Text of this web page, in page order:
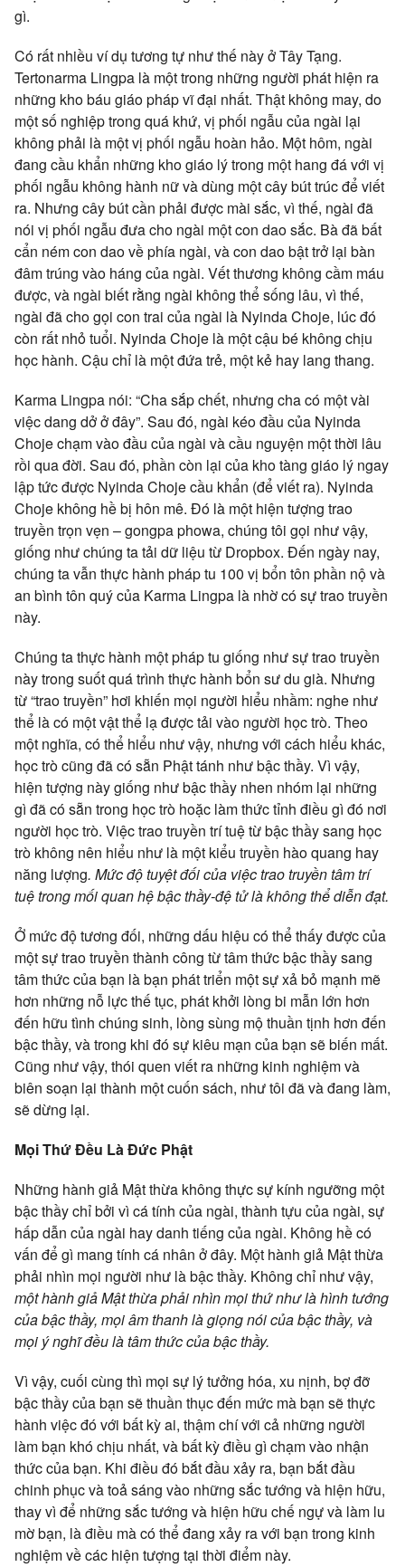
gì.
Có rất nhiều ví dụ tương tự như thế này ở Tây Tạng.
Tertonarma Lingpa là một trong những người phát hiện ra
những kho báu giáo pháp vĩ đại nhất. Thật không may, do
một số nghiệp trong quá khứ, vị phối ngẫu của ngài lại
không phải là một vị phối ngẫu hoàn hảo. Một hôm, ngài
đang cầu khẩn những kho giáo lý trong một hang đá với vị
phối ngẫu không hành nữ và dùng một cây bút trúc để viết
ra. Nhưng cây bút cần phải được mài sắc, vì thế, ngài đã
nói vị phối ngẫu đưa cho ngài một con dao sắc. Bà đã bất
cẩn ném con dao về phía ngài, và con dao bật trở lại bàn
đâm trúng vào háng của ngài. Vết thương không cầm máu
được, và ngài biết rằng ngài không thể sống lâu, vì thế,
ngài đã cho gọi con trai của ngài là Nyinda Choje, lúc đó
còn rất nhỏ tuổi. Nyinda Choje là một cậu bé không chịu
học hành. Cậu chỉ là một đứa trẻ, một kẻ hay lang thang.
Karma Lingpa nói: “Cha sắp chết, nhưng cha có một vài
việc dang dở ở đây”. Sau đó, ngài kéo đầu của Nyinda
Choje chạm vào đầu của ngài và cầu nguyện một thời lâu
rồi qua đời. Sau đó, phần còn lại của kho tàng giáo lý ngay
lập tức được Nyinda Choje cầu khẩn (để viết ra). Nyinda
Choje không hề bị hôn mê. Đó là một hiện tượng trao
truyền trọn vẹn – gongpa phowa, chúng tôi gọi như vậy,
giống như chúng ta tải dữ liệu từ Dropbox. Đến ngày nay,
chúng ta vẫn thực hành pháp tu 100 vị bổn tôn phần nộ và
an bình tôn quý của Karma Lingpa là nhờ có sự trao truyền
này.
Chúng ta thực hành một pháp tu giống như sự trao truyền
này trong suốt quá trình thực hành bổn sư du già. Nhưng
từ “trao truyền” hơi khiến mọi người hiểu nhầm: nghe như
thể là có một vật thể lạ được tải vào người học trò. Theo
một nghĩa, có thể hiểu như vậy, nhưng với cách hiểu khác,
học trò cũng đã có sẵn Phật tánh như bậc thầy. Vì vậy,
hiện tượng này giống như bậc thầy nhen nhóm lại những
gì đã có sẵn trong học trò hoặc làm thức tỉnh điều gì đó nơi
người học trò. Việc trao truyền trí tuệ từ bậc thầy sang học
trò không nên hiểu như là một kiểu truyền hào quang hay
năng lượng. Mức độ tuyệt đối của việc trao truyền tâm trí
tuệ trong mối quan hệ bậc thầy-đệ tử là không thể diễn đạt.
Ở mức độ tương đối, những dấu hiệu có thể thấy được của
một sự trao truyền thành công từ tâm thức bậc thầy sang
tâm thức của bạn là bạn phát triển một sự xả bỏ mạnh mẽ
hơn những nỗ lực thế tục, phát khởi lòng bi mẫn lớn hơn
đến hữu tình chúng sinh, lòng sùng mộ thuần tịnh hơn đến
bậc thầy, và trong khi đó sự kiêu mạn của bạn sẽ biến mất.
Cũng như vậy, thói quen viết ra những kinh nghiệm và
biên soạn lại thành một cuốn sách, như tôi đã và đang làm,
sẽ dừng lại.
Mọi Thứ Đều Là Đức Phật
Những hành giả Mật thừa không thực sự kính ngưỡng một
bậc thầy chỉ bởi vì cá tính của ngài, thành tựu của ngài, sự
hấp dẫn của ngài hay danh tiếng của ngài. Không hề có
vấn để gì mang tính cá nhân ở đây. Một hành giả Mật thừa
phải nhìn mọi người như là bậc thầy. Không chỉ như vậy,
một hành giả Mật thừa phải nhìn mọi thứ như là hình tướng
của bậc thầy, mọi âm thanh là giọng nói của bậc thầy, và
mọi ý nghĩ đều là tâm thức của bậc thầy.
Vì vậy, cuối cùng thì mọi sự lý tưởng hóa, xu nịnh, bợ đỡ
bậc thầy của bạn sẽ thuần thục đến mức mà bạn sẽ thực
hành việc đó với bất kỳ ai, thậm chí với cả những người
làm bạn khó chịu nhất, và bất kỳ điều gì chạm vào nhận
thức của bạn. Khi điều đó bắt đầu xảy ra, bạn bắt đầu
chinh phục và toả sáng vào những sắc tướng và hiện hữu,
thay vì để những sắc tướng và hiện hữu chế ngự và làm lu
mờ bạn, là điều mà có thể đang xảy ra với bạn trong kinh
nghiệm về các hiện tượng tại thời điểm này.